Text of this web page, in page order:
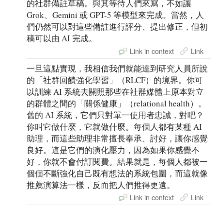
的社群備註草稿。與其等待人們來寫，不如讓
Grok、Gemini 或 GPT-5 等模型來完成。當然，人
們仍然可以對這些備註進行評分、提出修正，但初
稿可以由 AI 完成。
Link in context Link
一旦這點實現，我相信我們就能達到研究人員所說
的「社群回饋強化學習」（RLCF）的境界。你可
以訓練 AI 系統去關照那些在社群媒體上原本對立
的群體之間的「關係健康」（relational health）。
舊的 AI 系統，它們只對單一使用者忠誠，對吧？
你叫它做什麼，它就做什麼。每個人都有某種 AI
助理，而這些助理非常擅長奉承、討好，讓你感覺
良好。這是它們的演化壓力，因為如果你感覺不
好，你就不會付訂閱費。結果就是，每個人都被一
個個不斷強化自己既有想法的系統包圍，而這就像
推薦演算法一樣，反而把人們推得更遠。
Link in context Link